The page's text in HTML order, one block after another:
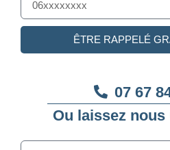
ÊTRE RAPPELÉ
07 67
Ou laissez nous